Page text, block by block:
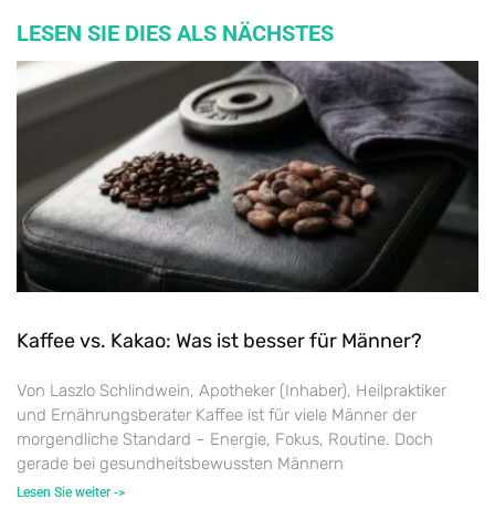
LESEN SIE DIES ALS NÄCHSTES
Kaffee vs. Kakao: Was ist besser für Männer?
Von Laszlo Schlindwein, Apotheker (Inhaber), Heilpraktiker
und Ernährungsberater Kaffee ist für viele Männer der
morgendliche Standard – Energie, Fokus, Routine. Doch
gerade bei gesundheitsbewussten Männern
Lesen Sie weiter ->